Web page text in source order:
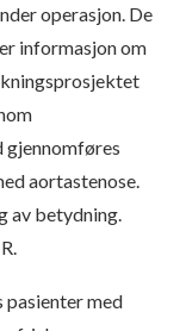
operasjon. De
informasjon om
gjennomføres
aortastenose.
av betydning.
med